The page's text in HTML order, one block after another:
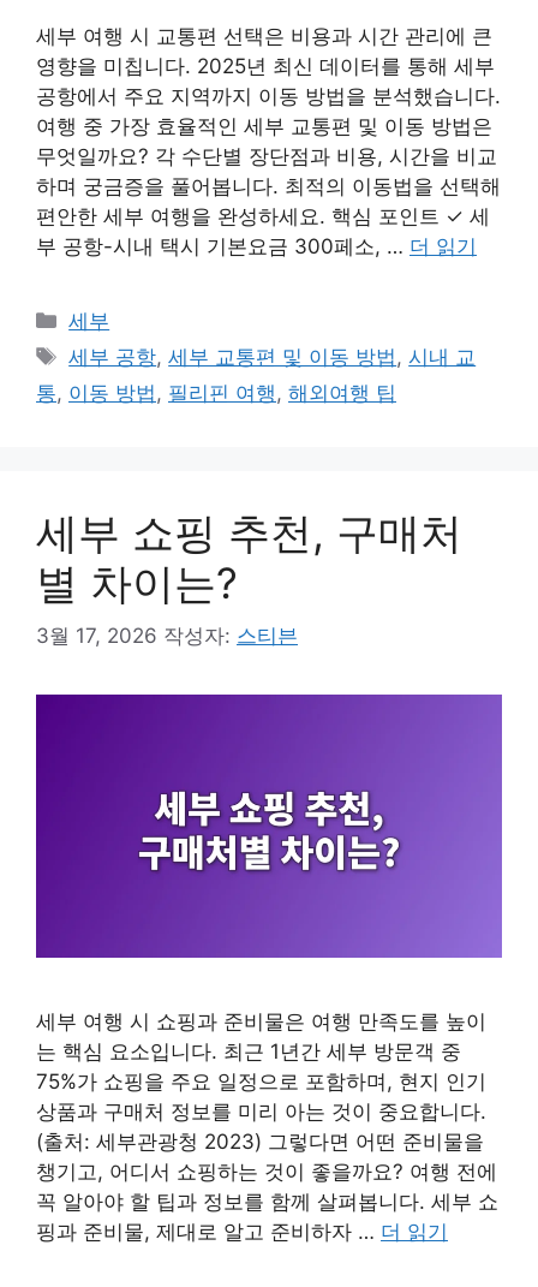
세부 여행 시 교통편 선택은 비용과 시간 관리에 큰
영향을 미칩니다. 2025년 최신 데이터를 통해 세부
공항에서 주요 지역까지 이동 방법을 분석했습니다.
여행 중 가장 효율적인 세부 교통편 및 이동 방법은
무엇일까요? 각 수단별 장단점과 비용, 시간을 비교
하며 궁금증을 풀어봅니다. 최적의 이동법을 선택해
편안한 세부 여행을 완성하세요. 핵심 포인트 ✓ 세
부 공항-시내 택시 기본요금 300페소, … 더 읽기
카
테
고
리
세부
태
그
세부 공항,세부 교통편 및 이동 방법 ,시내 교
통, 이동 방법 , 필리핀 여행 , 해외여행 팁
세부 쇼핑 추천, 구매처
별 차이는?
3월 17, 2026 작성자: 스티븐
세부 여행 시 쇼핑과 준비물은 여행 만족도를 높이
는 핵심 요소입니다. 최근 1년간 세부 방문객 중
75%가 쇼핑을 주요 일정으로 포함하며, 현지 인기
상품과 구매처 정보를 미리 아는 것이 중요합니다.
(출처: 세부관광청 2023) 그렇다면 어떤 준비물을
챙기고, 어디서 쇼핑하는 것이 좋을까요? 여행 전에
꼭 알아야 할 팁과 정보를 함께 살펴봅니다. 세부 쇼
핑과 준비물, 제대로 알고 준비하자 … 더 읽기